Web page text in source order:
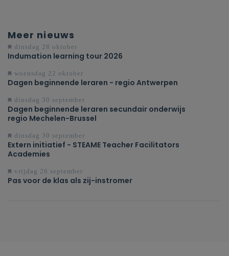
Meer nieuws
dinsdag 28 oktober
Indumation learning tour 2026
woensdag 22 oktober
Dagen beginnende leraren - regio Antwerpen
dinsdag 30 september
Dagen beginnende leraren secundair onderwijs
regio Mechelen-Brussel
dinsdag 30 september
Extern initiatief - STEAME Teacher Facilitators
Academies
vrijdag 26 september
Pas voor de klas als zij-instromer